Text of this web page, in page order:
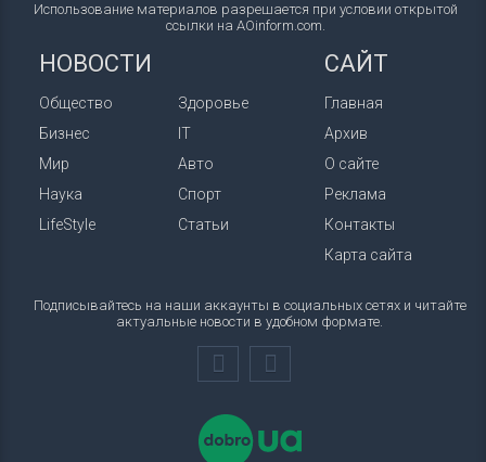
Использование материалов разрешается при условии открытой
ссылки на AOinform.com.
НОВОСТИ
Общество
Бизнес
Мир
Наука
LifeStyle
Здоровье
IT
Авто
Спорт
Статьи
САЙТ
Главная
Архив
О сайте
Реклама
Контакты
Карта сайта
Подписывайтесь на наши аккаунты в социальных сетях и читайте
актуальные новости в удобном формате.